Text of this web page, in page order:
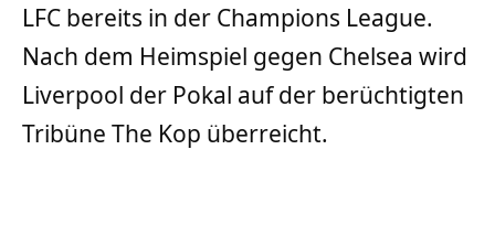
LFC bereits in der Champions League.
Nach dem Heimspiel gegen Chelsea wird
Liverpool der Pokal auf der berüchtigten
Tribüne The Kop überreicht.